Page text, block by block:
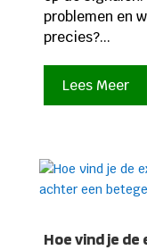
problemen en
precies?...
Lees Meer
Hoe vind je